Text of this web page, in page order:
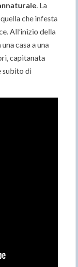
. La
che infesta
All’inizio della
casa a una
capitanata
subito di